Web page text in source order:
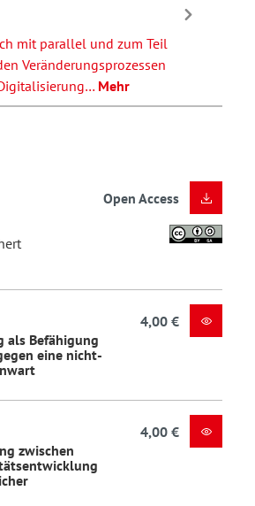
mit parallel und zum Teil
Veränderungsprozessen
Mehr
Open Access
als Befähigung
eine nicht-
4,00 €
zwischen
4,00 €